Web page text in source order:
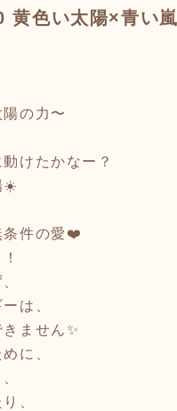
黄色い太陽×青い
の力〜
けたかなー？
☀️
条件の愛❤️
は、
ません✨
に、
、